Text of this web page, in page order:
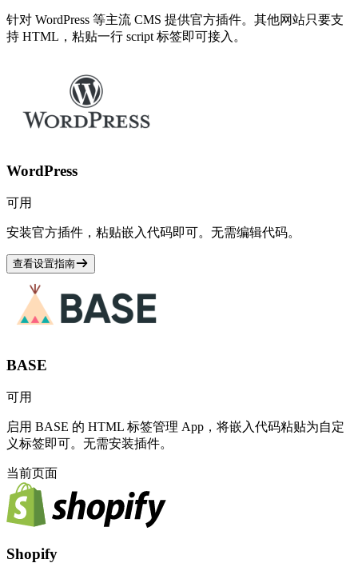
针对 WordPress 等主流 CMS 提供官方插件。其他网站只要支
持 HTML，粘贴一行 script 标签即可接入。
WordPress
可用
安装官方插件，粘贴嵌入代码即可。无需编辑代码。
查看设置指南
BASE
可用
启用 BASE 的 HTML 标签管理 App，将嵌入代码粘贴为自定
义标签即可。无需安装插件。
当前页面
Shopify